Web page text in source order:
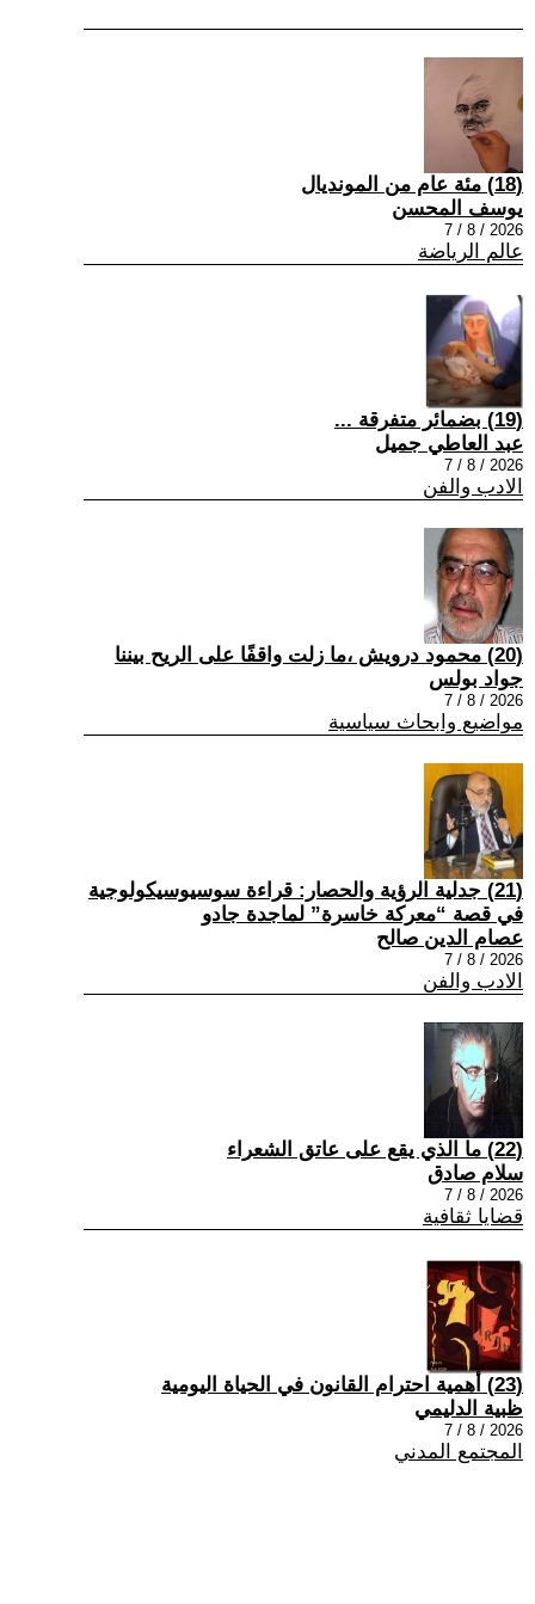
(18) مئة عام من المونديال
يوسف المحسن
2026 / 8 / 7
عالم الرياضة
(19) بضمائر متفرقة ...
عبد العاطي جميل
2026 / 8 / 7
الادب والفن
(20) محمود درويش ،ما زلت واقفًا على الريح بيننا
جواد بولس
2026 / 8 / 7
مواضيع وابحاث سياسية
(21) جدلية الرؤية والحصار: قراءة سوسيوسيكولوجية
في قصة “معركة خاسرة” لماجدة جادو
عصام الدين صالح
2026 / 8 / 7
الادب والفن
(22) ما الذي يقع على عاتق الشعراء
سلام صادق
2026 / 8 / 7
قضايا ثقافية
(23) أهمية احترام القانون في الحياة اليومية
ظبية الدليمي
2026 / 8 / 7
المجتمع المدني